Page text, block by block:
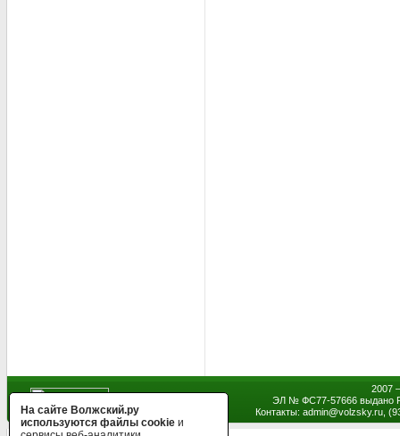
2007
ЭЛ № ФС77-57666 выдано
Контакты: admin@volzsky.ru,
На сайте Волжский.ру
используются файлы cookie и